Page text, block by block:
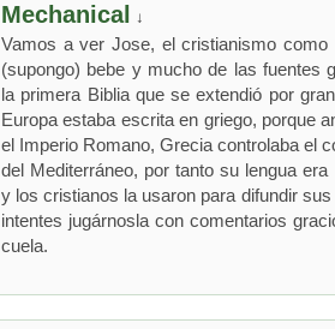
Mechanical ↓
Vamos a ver Jose, el cristianismo como
(supongo) bebe y mucho de las fuentes
la primera Biblia que se extendió por
Europa estaba escrita en griego, porque
el Imperio Romano, Grecia controlaba el
del Mediterráneo, por tanto su lengua
y los cristianos la usaron para difundir
intentes jugárnosla con comentarios
cuela.